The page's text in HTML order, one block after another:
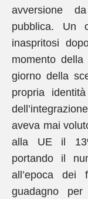
avversione
pubblica. Un
inaspritosi
momento
giorno della
propria
aveva mai
alla UE il
portando il
all’epoca
guadagno